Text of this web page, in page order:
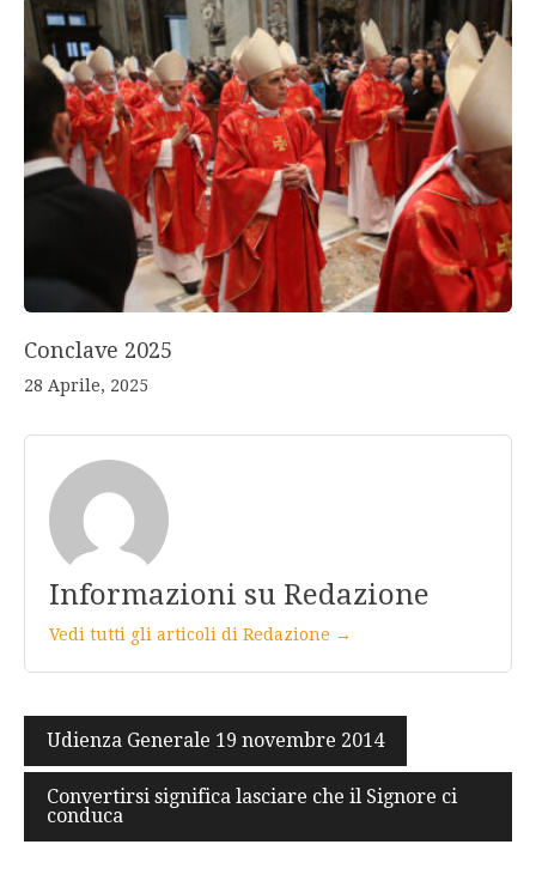
Conclave 2025
28 Aprile, 2025
Informazioni su Redazione
Vedi tutti gli articoli di Redazione →
Navigazione
articoli
Udienza Generale 19 novembre 2014
Convertirsi significa lasciare che il Signore ci
conduca